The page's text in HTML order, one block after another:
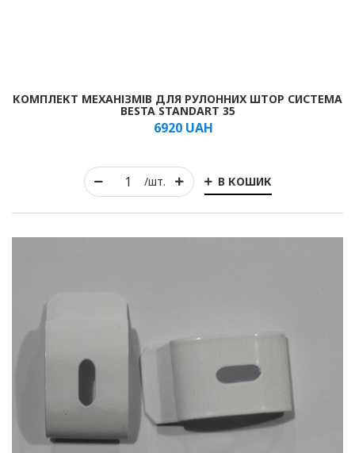
Горизонтальні жалюзі
/шт. В КОШИК
КОМПЛЕКТ МЕХАНІЗМІВ ДЛЯ РУЛОННИХ ШТОР СИСТЕМА
BESTA STANDART 35
6920UAH